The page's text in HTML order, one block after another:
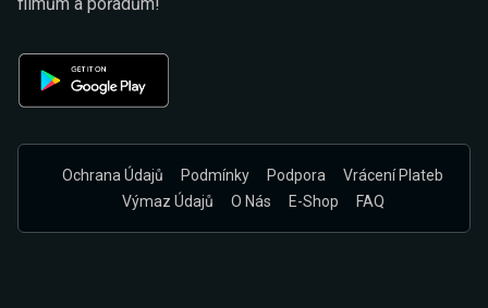
Ochrana Údajů Podmínky Podpora
Vrácení Plateb
Výmaz Údajů
O Nás E-Shop FAQ